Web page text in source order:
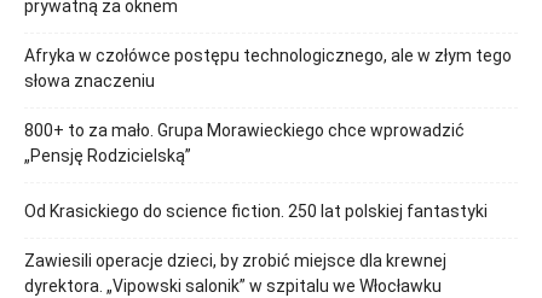
prywatną za oknem
Afryka w czołówce postępu technologicznego, ale w złym tego
słowa znaczeniu
800+ to za mało. Grupa Morawieckiego chce wprowadzić
„Pensję Rodzicielską”
Od Krasickiego do science fiction. 250 lat polskiej fantastyki
Zawiesili operacje dzieci, by zrobić miejsce dla krewnej
dyrektora. „Vipowski salonik” w szpitalu we Włocławku